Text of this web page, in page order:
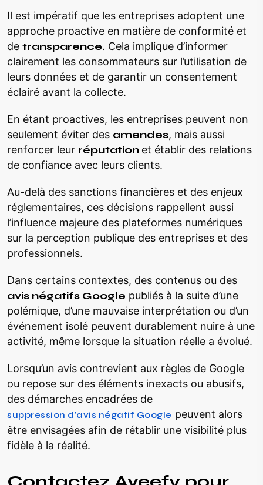
Il est impératif que les entreprises adoptent une
approche proactive en matière de conformité et
de transparence. Cela implique d’informer
clairement les consommateurs sur l’utilisation de
leurs données et de garantir un consentement
éclairé avant la collecte.
En étant proactives, les entreprises peuvent non
seulement éviter des amendes, mais aussi
renforcer leur réputation et établir des relations
de confiance avec leurs clients.
Au-delà des sanctions financières et des enjeux
réglementaires, ces décisions rappellent aussi
l’influence majeure des plateformes numériques
sur la perception publique des entreprises et des
professionnels.
Dans certains contextes, des contenus ou des
avis négatifs Google publiés à la suite d’une
polémique, d’une mauvaise interprétation ou d’un
événement isolé peuvent durablement nuire à une
activité, même lorsque la situation réelle a évolué.
Lorsqu’un avis contrevient aux règles de Google
ou repose sur des éléments inexacts ou abusifs,
des démarches encadrées de
suppression d’avis négatif Google peuvent alors
être envisagées afin de rétablir une visibilité plus
fidèle à la réalité.